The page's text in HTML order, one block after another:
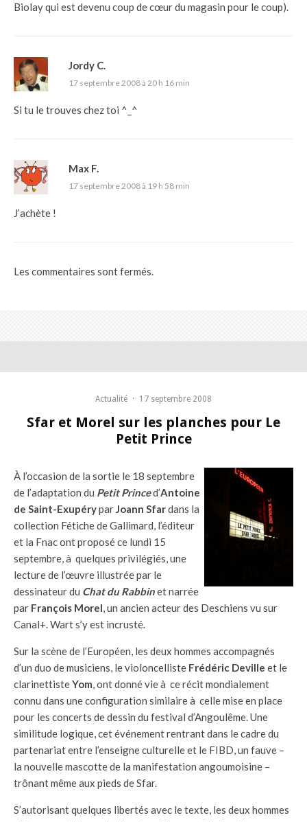
Biolay qui est devenu coup de cœur du magasin pour le coup).
Jordy C.
17 septembre 2008 à 20 h 16 min
Si tu le trouves chez toi ^_^
Max F.
17 septembre 2008 à 19 h 58 min
J’achète !
Les commentaires sont fermés.
Actualité · 17 septembre 2008
Sfar et Morel sur les planches pour Le
Petit Prince
À l’occasion de la sortie le 18 septembre
de l’adaptation du Petit Princed’Antoine
de Saint-ExupéryparJoann Sfardans la
collection Fétiche de Gallimard, l’éditeur
et la Fnac ont proposé ce lundi 15
septembre, à quelques privilégiés, une
lecture de l’œuvre illustrée par le
dessinateur du Chat du Rabbinet narrée
par François Morel, un ancien acteur des Deschiens vu sur
Canal+. Wart s’y est incrusté.
Sur la scène de l’Européen, les deux hommes accompagnés
d’un duo de musiciens, le violoncelliste Frédéric Deville et le
clarinettisteYom, ont donné vie à ce récit mondialement
connu dans une configuration similaire à celle mise en place
pour les concerts de dessin du festival d’Angoulême. Une
similitude logique, cet événement rentrant dans le cadre du
partenariat entre l’enseigne culturelle et le FIBD, un fauve –
la nouvelle mascotte de la manifestation angoumoisine –
trônant même aux pieds de Sfar.
S’autorisant quelques libertés avec le texte, les deux hommes